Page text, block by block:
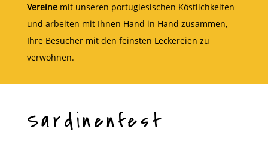
Vereinemit unseren portugiesischen Köstlichkeiten
und arbeiten mit Ihnen Hand in Hand zusammen,
Ihre Besucher mit den feinsten Leckereien zu
verwöhnen.
Sardinenfest